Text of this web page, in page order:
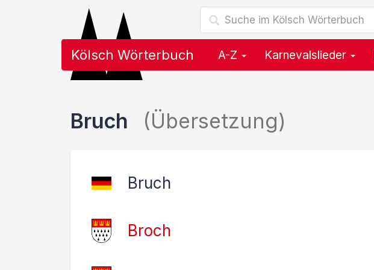
Kölsch Wörterbuch A-Z Karnevalslieder
Bruch (Übersetzung)
Bruch
Broch